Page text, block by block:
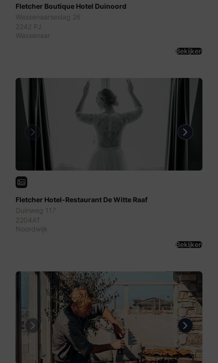
Fletcher Boutique Hotel Duinoord
Wassenaarseslag 26
2242 PJ
Wassenaar
Bekijken
Previous Next
Fletcher Hotel-Restaurant De Witte Raaf
Duinweg 117
2204AT
Noordwijk
Bekijken
Previous Next